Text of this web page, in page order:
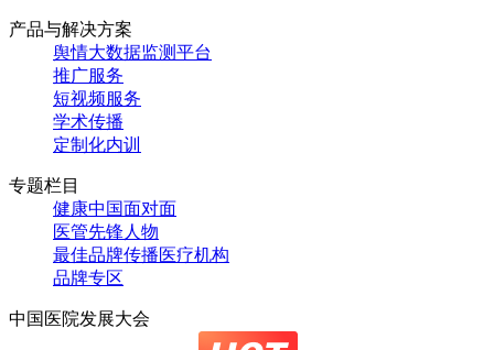
产品与解决方案
舆情大数据监测平台
推广服务
短视频服务
学术传播
定制化内训
专题栏目
健康中国面对面
医管先锋人物
最佳品牌传播医疗机构
品牌专区
中国医院发展大会